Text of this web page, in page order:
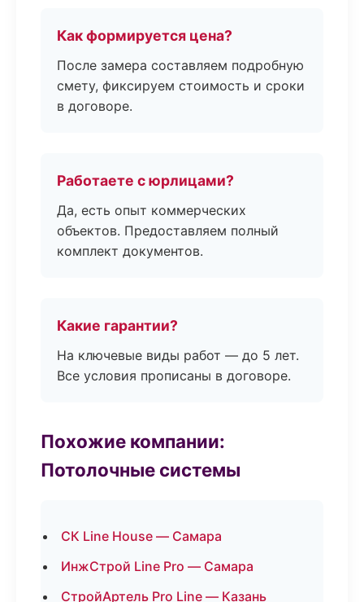
Как формируется цена?
После замера составляем подробную
смету, фиксируем стоимость и сроки
в договоре.
Работаете с юрлицами?
Да, есть опыт коммерческих
объектов. Предоставляем полный
комплект документов.
Какие гарантии?
На ключевые виды работ — до 5 лет.
Все условия прописаны в договоре.
Похожие компании:
Потолочные системы
СК Line House — Самара
ИнжСтрой Line Pro — Самара
СтройАртель Pro Line — Казань